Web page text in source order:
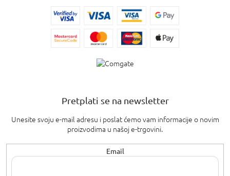
Pretplati se na newsletter
Unesite svoju e-mail adresu i poslat ćemo vam informacije o novim
proizvodima u našoj e-trgovini.
Email